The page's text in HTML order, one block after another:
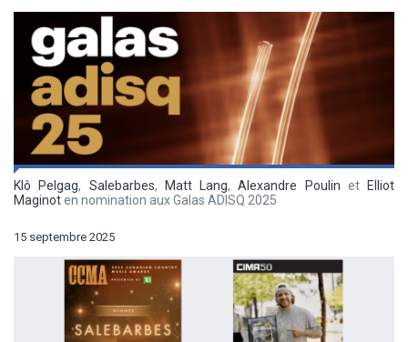
Klô Pelgag, Salebarbes, Matt Lang,Alexandre Poulin et Elliot
Maginoten nomination aux Galas ADISQ 2025
15 septembre 2025